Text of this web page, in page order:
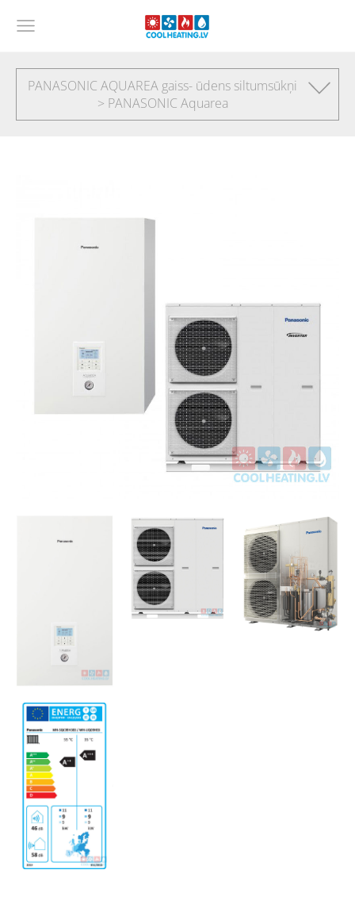
PANASONIC AQUAREA gaiss- ūdens siltumsūkņi
> PANASONIC Aquarea